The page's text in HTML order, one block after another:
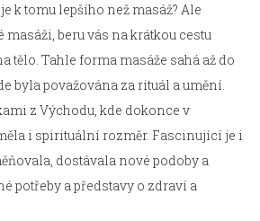
je k tomu lepšího než masáž? Ale
beru vás na krátkou cestu
tělo. Tahle forma masáže sahá až do
byla považována za rituál a umění.
z Východu, kde dokonce v
i spirituální rozměr. Fascinující je i
dostávala nové podoby a
potřeby a představy o zdraví a